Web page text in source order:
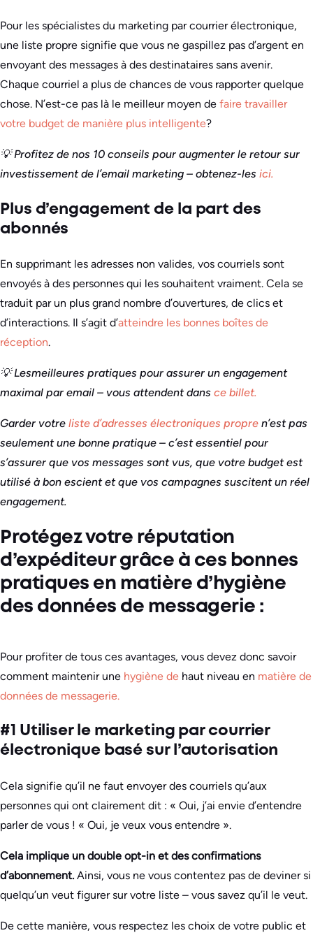
Pour les spécialistes du marketing par courrier électronique,
une liste propre signifie que vous ne gaspillez pas d’argent en
envoyant des messages à des destinataires sans avenir.
Chaque courriel a plus de chances de vous rapporter quelque
chose. N’est-ce pas là le meilleur moyen de faire travailler
votre budget de manière plus intelligente?
💡 Profitez de nos 10 conseils pour augmenter le retour sur
investissement de l’email marketing – obtenez-les ici.
Plus d’engagement de la part des
abonnés
En supprimant les adresses non valides, vos courriels sont
envoyés à des personnes qui les souhaitent vraiment. Cela se
traduit par un plus grand nombre d’ouvertures, de clics et
d’interactions. Il s’agit d’atteindre les bonnes boîtes de
réception.
💡Lesmeilleures pratiques pour assurer un engagement
maximal par email – vous attendent dans ce billet.
Garder votre liste d’adresses électroniques propre n’est pas
seulement une bonne pratique – c’est essentiel pour
s’assurer que vos messages sont vus, que votre budget est
utilisé à bon escient et que vos campagnes suscitent un réel
engagement.
Protégez votre réputation
d’expéditeur grâce à ces bonnes
pratiques en matière d’hygiène
des données de messagerie :
Pour profiter de tous ces avantages, vous devez donc savoir
comment maintenir une hygiène de haut niveau en matière de
données de messagerie.
#1 Utiliser le marketing par courrier
électronique basé sur l’autorisation
Cela signifie qu’il ne faut envoyer des courriels qu’aux
personnes qui ont clairement dit : « Oui, j’ai envie d’entendre
parler de vous ! « Oui, je veux vous entendre ».
Cela implique un double opt-in et des confirmations
d’abonnement. Ainsi, vous ne vous contentez pas de deviner si
quelqu’un veut figurer sur votre liste – vous savez qu’il le veut.
De cette manière, vous respectez les choix de votre public et